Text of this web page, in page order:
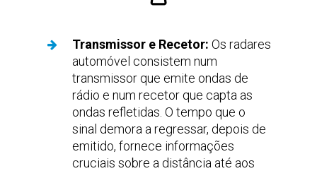
Transmissor e Recetor: Os radares
automóvel consistem num
transmissor que emite ondas de
rádio e num recetor que capta as
ondas refletidas. O tempo que o
sinal demora a regressar, depois de
emitido, fornece informações
cruciais sobre a distância até aos